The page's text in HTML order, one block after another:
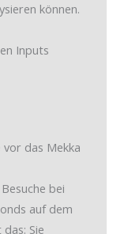
können.
Inputs
das Mekka
bei
auf dem
Sie